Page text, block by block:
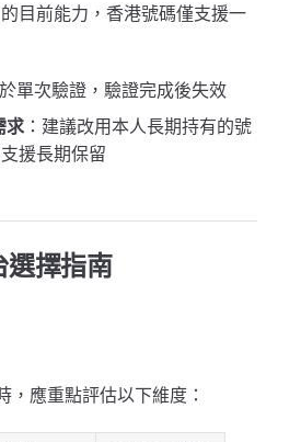
目前能力，香港號碼僅支援一
於單次驗證，驗證完成後失效
求 ：建議改用本人長期持有的號
援長期保留
選擇指南
，應重點評估以下維度：